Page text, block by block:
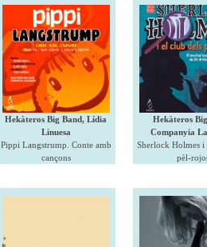
Hekàteros Big Band, Lídia
Linuesa
Pippi Langstrump. Conte amb
cançons
Hekàteros
Companyia
Sherlock Holmes i
pèl-